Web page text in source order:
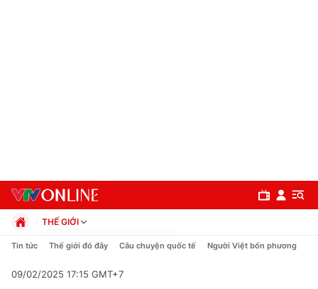
THẾ GIỚI
Chính trị
Pháp luật
Tin tức Thế giới đó đây Câu chuyện quốc tế Người Việt bốn phương
09/02/2025 17:15 GMT+7